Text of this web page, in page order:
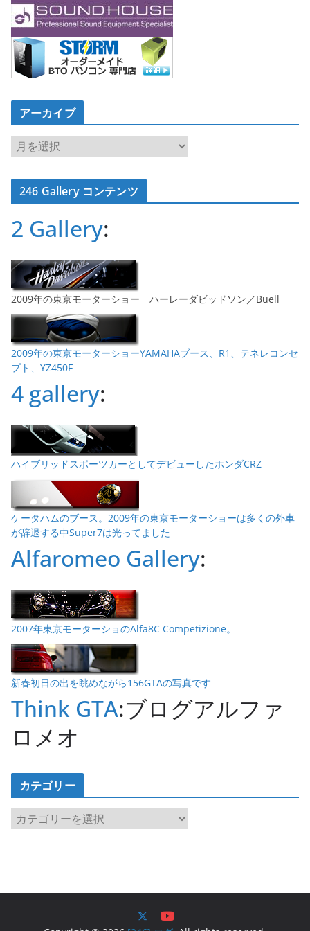
アーカイブ
ア
ー
カ
イ246 Gallery コンテンツ
2 Gallery:
2009年の東京モーターショー ハーレーダビッドソン／Buell
2009年の東京モーターショーYAMAHAブース、R1、テネレコンセ
プト、YZ450F
4 gallery:
ハイブリッドスポーツカーとしてデビューしたホンダCRZ
ケータハムのブース。2009年の東京モーターショーは多くの外車
が辞退する中Super7は光ってました
Alfaromeo Gallery:
2007年東京モーターショのAlfa8C Competizione。
新春初日の出を眺めながら156GTAの写真です
Think GTA:ブログアルファ
ロメオ
カテゴリー
カ
テ